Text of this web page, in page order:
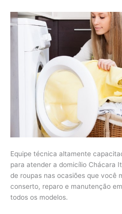
Equipe técnica altamente
para atender a domicílio Chácara
de roupas nas ocasiões que você
conserto, reparo e manutenção
todos os modelos.